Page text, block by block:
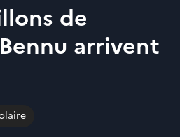
de
arrivent